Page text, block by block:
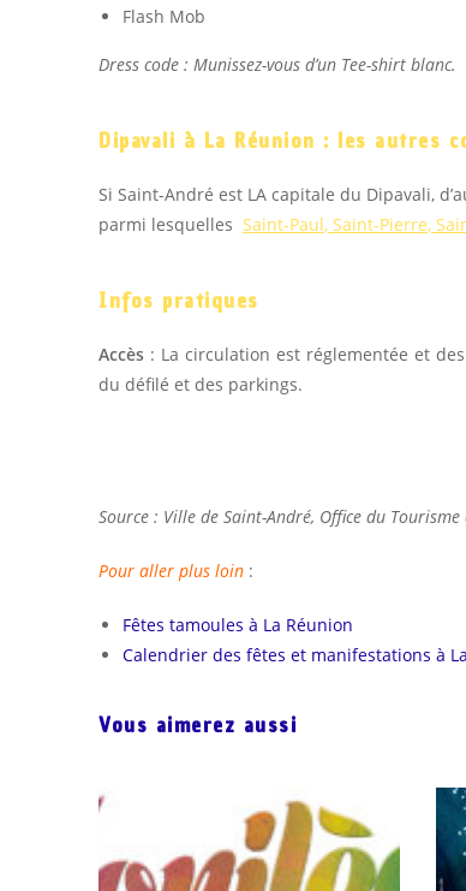
Flash Mob
Dress code : Munissez-vous d’un Tee-shirt blanc.
Dipavali à La Réunion : les autres
Si Saint-André est LA capitale du Dipavali,
parmi lesquelles Saint-Paul, Saint-Pierre,
Infos pratiques
Accès : La circulation est réglementée et
du défilé et des parkings.
Source : Ville de Saint-André, Office du
Pour aller plus loin :
Fêtes tamoules à La Réunion
Calendrier des fêtes et manifestations à
Vous aimerez aussi